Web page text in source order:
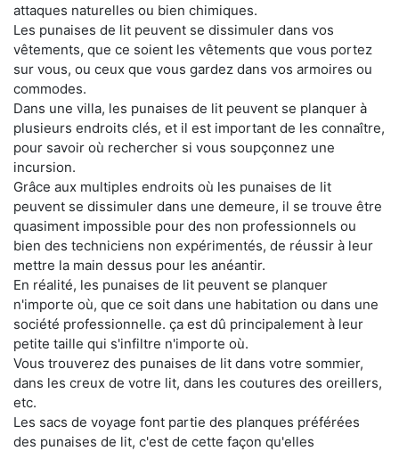
attaques naturelles ou bien chimiques.
Les punaises de lit peuvent se dissimuler dans vos
vêtements, que ce soient les vêtements que vous portez
sur vous, ou ceux que vous gardez dans vos armoires ou
commodes.
Dans une villa, les punaises de lit peuvent se planquer à
plusieurs endroits clés, et il est important de les connaître,
pour savoir où rechercher si vous soupçonnez une
incursion.
Grâce aux multiples endroits où les punaises de lit
peuvent se dissimuler dans une demeure, il se trouve être
quasiment impossible pour des non professionnels ou
bien des techniciens non expérimentés, de réussir à leur
mettre la main dessus pour les anéantir.
En réalité, les punaises de lit peuvent se planquer
n'importe où, que ce soit dans une habitation ou dans une
société professionnelle. ça est dû principalement à leur
petite taille qui s'infiltre n'importe où.
Vous trouverez des punaises de lit dans votre sommier,
dans les creux de votre lit, dans les coutures des oreillers,
etc.
Les sacs de voyage font partie des planques préférées
des punaises de lit, c'est de cette façon qu'elles